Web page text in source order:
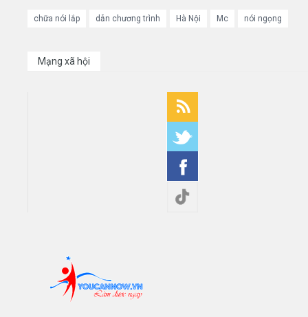
chữa nói lắp dẫn chương trình Hà Nội Mc nói ngọng
Mạng xã hội